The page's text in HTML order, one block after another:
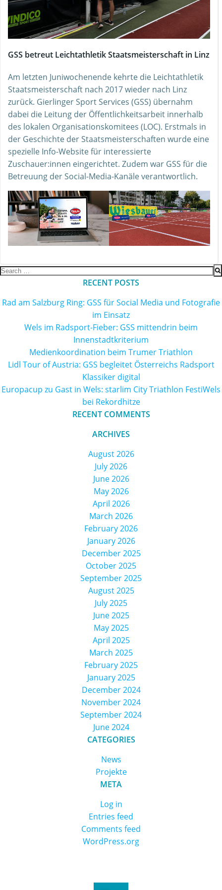
GSS betreut Leichtathletik Staatsmeisterschaft in Linz
Am letzten Juniwochenende kehrte die Leichtathletik
Staatsmeisterschaft nach 2017 wieder nach Linz
zurück. Gierlinger Sport Services (GSS) übernahm
dabei die Leitung der Öffentlichkeitsarbeit innerhalb
des lokalen Organisationskomitees (LOC). Erstmals in
der Geschichte der Staatsmeisterschaften wurde eine
spezielle Info-Website für interessierte
Zuschauer:innen eingerichtet. Zudem war GSS für die
Betreuung der Social-Media-Kanäle verantwortlich.
Search
RECENT POSTS
Rad am Salzburg Ring: GSS für Social Media und Fotografie
im Einsatz
Wels im Radsport-Fieber: GSS mittendrin beim
Innenstadtkriterium
Medienkoordination beim Trumer Triathlon
Lidl Tour of Austria: GSS begleitet Österreichs Radsport
Klassiker digital
Europacup zu Gast in Wels: starlim City Triathlon FestiWels
bei Rekordhitze
RECENT COMMENTS
ARCHIVES
August 2026
July 2026
June 2026
May 2026
April 2026
March 2026
February 2026
January 2026
December 2025
October 2025
September 2025
August 2025
July 2025
June 2025
May 2025
April 2025
March 2025
February 2025
January 2025
December 2024
November 2024
September 2024
June 2024
CATEGORIES
News
Projekte
META
Log in
Entries feed
Comments feed
WordPress.org